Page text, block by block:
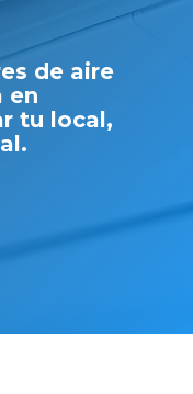
de aire
en
tu local,